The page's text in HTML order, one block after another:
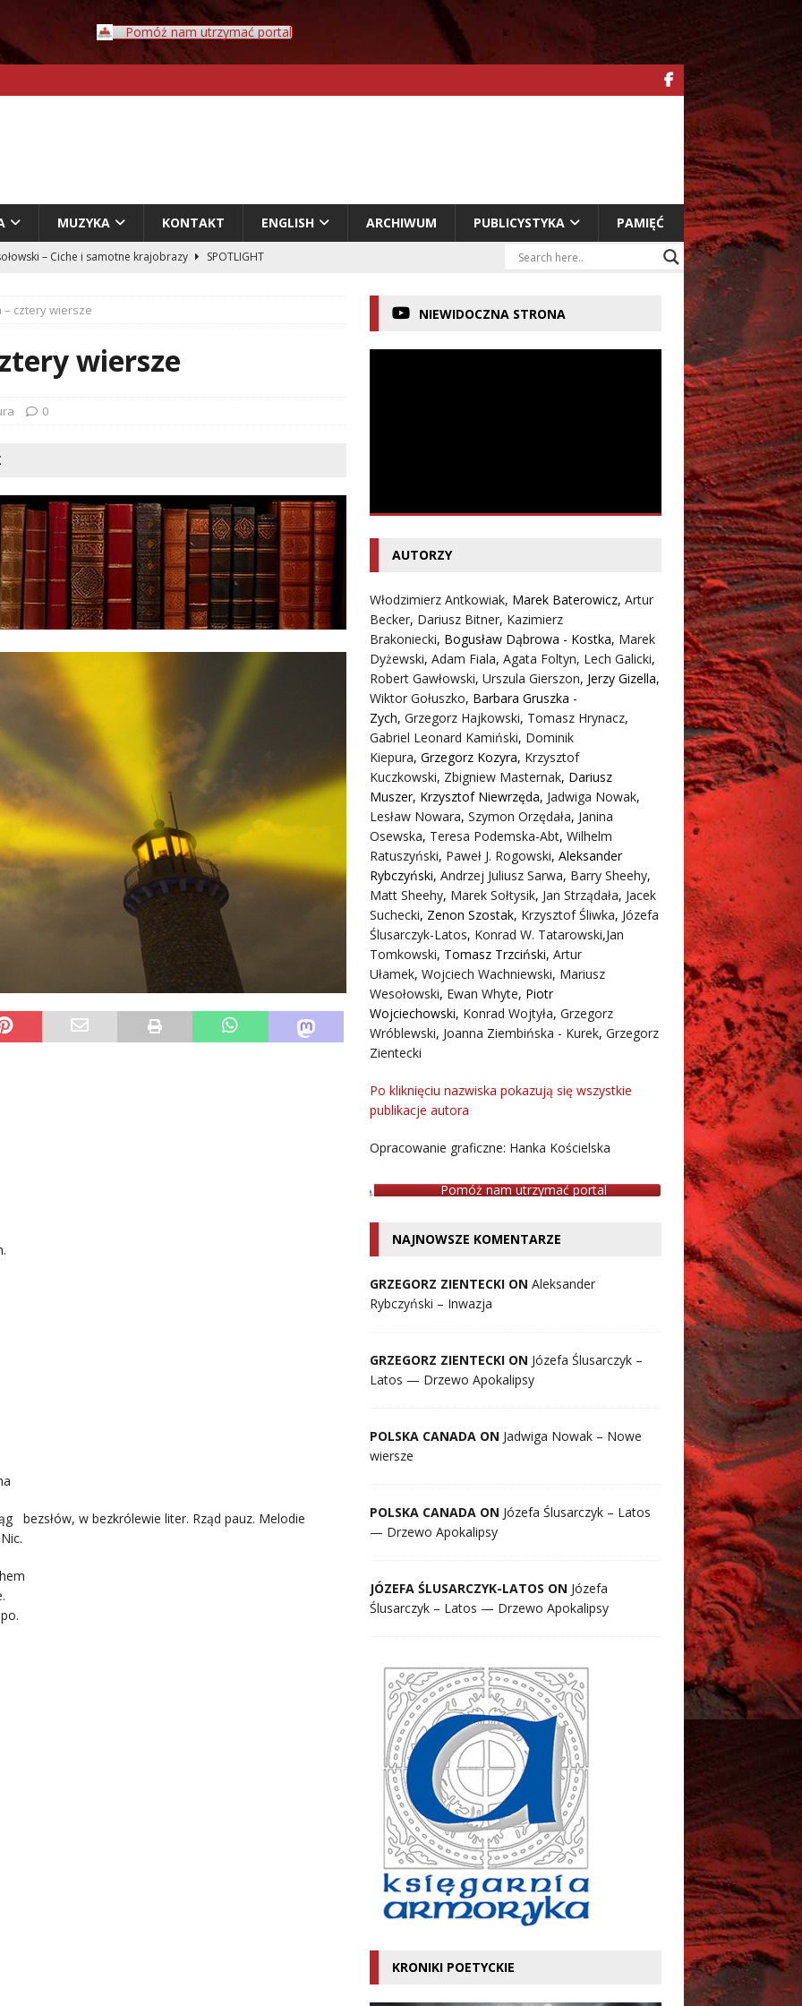
Pomóż nam utrzymać portal
MUZYKA KONTAKT ENGLISH ARCHIWUM PUBLICYSTYKA PAMIĘĆ
– Ciche i samotne krajobrazy
SPOTLIGHT
– Przyklejeni odklejeni.
– Człowiek w świecie rozpadających się znaczeń
– Dziennik – Wyspy Kanaryjskie
– cztery wiersze
wiersze
0
bezsłów, w bezkrólewie liter. Rząd pauz. Melodie
NIEWIDOCZNA STRONA
AUTORZY
Włodzimierz Antkowiak, Marek Baterowicz, Artur
Becker, Dariusz Bitner, Kazimierz
Brakoniecki, Bogusław Dąbrowa - Kostka, Marek
Dyżewski, Adam Fiala, Agata Foltyn, Lech Galicki,
Robert Gawłowski, Urszula Gierszon, Jerzy Gizella,
Wiktor Gołuszko, Barbara Gruszka -
Zych, Grzegorz Hajkowski, Tomasz Hrynacz,
Gabriel Leonard Kamiński, Dominik
Kiepura, Grzegorz Kozyra, Krzysztof
Kuczkowski, Zbigniew Masternak, Dariusz
Muszer, Krzysztof Niewrzęda, Jadwiga Nowak,
Lesław Nowara, Szymon Orzędała, Janina
Osewska, Teresa Podemska-Abt, Wilhelm
Ratuszyński, Paweł J. Rogowski, Aleksander
Rybczyński, Andrzej Juliusz Sarwa, Barry Sheehy,
Matt Sheehy, Marek Sołtysik, Jan Strządała, Jacek
Suchecki, Zenon Szostak, Krzysztof Śliwka, Józefa
Ślusarczyk-Latos, Konrad W. Tatarowski,Jan
Tomkowski, Tomasz Trzciński, Artur
Ułamek, Wojciech Wachniewski, Mariusz
Wesołowski, Ewan Whyte, Piotr
Wojciechowski, Konrad Wojtyła, Grzegorz
Wróblewski, Joanna Ziembińska - Kurek, Grzegorz
Zientecki
Po kliknięciu nazwiska pokazują się wszystkie
publikacje autora
Opracowanie graficzne: Hanka Kościelska
Pomóż nam utrzymać portal
NAJNOWSZE KOMENTARZE
GRZEGORZ ZIENTECKI ON Aleksander
Rybczyński – Inwazja
GRZEGORZ ZIENTECKI ON Józefa Ślusarczyk –
Latos — Drzewo Apokalipsy
POLSKA CANADA ON Jadwiga Nowak – Nowe
wiersze
POLSKA CANADA ON Józefa Ślusarczyk – Latos
— Drzewo Apokalipsy
JÓZEFA ŚLUSARCZYK-LATOS ON Józefa
Ślusarczyk – Latos — Drzewo Apokalipsy
KRONIKI POETYCKIE